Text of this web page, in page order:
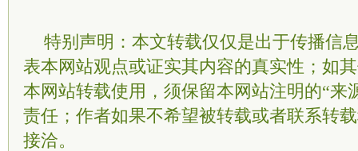
特别声明：本文转载仅仅是出于传播信
表本网站观点或证实其内容的真实性；如
本网站转载使用，须保留本网站注明的“来
责任；作者如果不希望被转载或者联系转
接洽。